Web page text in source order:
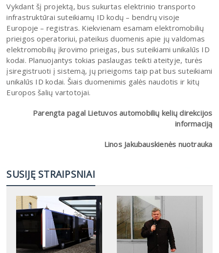
Vykdant šį projektą, bus sukurtas elektrinio transporto
infrastruktūrai suteikiamų ID kodų – bendrų visoje
Europoje – registras. Kiekvienam esamam elektromobilių
prieigos operatoriui, pateikus duomenis apie jų valdomas
elektromobilių įkrovimo prieigas, bus suteikiami unikalūs ID
kodai. Planuojantys tokias paslaugas teikti ateityje, turės
įsiregistruoti į sistemą, jų prieigoms taip pat bus suteikiami
unikalūs ID kodai. Šiais duomenimis galės naudotis ir kitų
Europos šalių vartotojai.
Parengta pagal Lietuvos automobilių kelių direkcijos
informaciją
Linos Jakubauskienės nuotrauka
SUSIJĘ STRAIPSNIAI